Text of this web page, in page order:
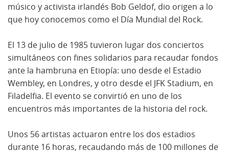
músico y activista irlandés Bob Geldof, dio origen a lo
que hoy conocemos como el Día Mundial del Rock.
El 13 de julio de 1985 tuvieron lugar dos conciertos
simultáneos con fines solidarios para recaudar fondos
ante la hambruna en Etiopía: uno desde el Estadio
Wembley, en Londres, y otro desde el JFK Stadium, en
Filadelfia. El evento se convirtió en uno de los
encuentros más importantes de la historia del rock.
Unos 56 artistas actuaron entre los dos estadios
durante 16 horas, recaudando más de 100 millones de